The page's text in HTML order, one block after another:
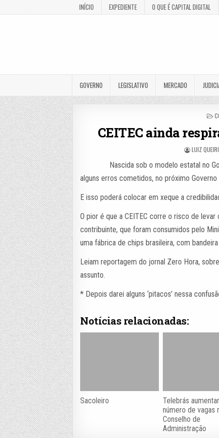
INÍCIO EXPEDIENTE O QUE É CAPITAL DIGITAL
GOVERNO LEGISLATIVO MERCADO
CEITEC ainda
LUIZ
Nascida sob o modelo estatal no
alguns erros cometidos, no próximo
E isso poderá colocar em xeque a
O pior é que a CEITEC corre o risco de
contribuinte, que foram consumidos pelo
uma fábrica de chips brasileira, com
Leiam reportagem do jornal Zero Hora,
assunto.
* Depois darei alguns ‘pitacos’ nessa
Notícias relacionadas:
Sacoleiro
Telebrás
número de vagas
Conselho de
Administração